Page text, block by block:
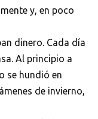
y, en poco
dinero. Cada día
Al principio a
se hundió en
de invierno,